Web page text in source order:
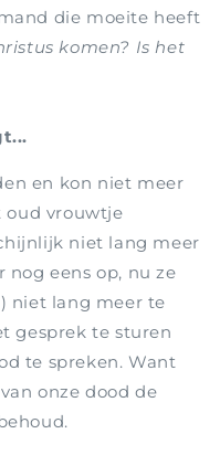
die moeite heeft
komen? Is het
en kon niet meer
oud vrouwtje
niet lang meer
nog eens op, nu ze
niet lang meer te
gesprek te sturen
te spreken. Want
onze dood de